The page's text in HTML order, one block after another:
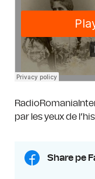
par les yeux de
Share pe